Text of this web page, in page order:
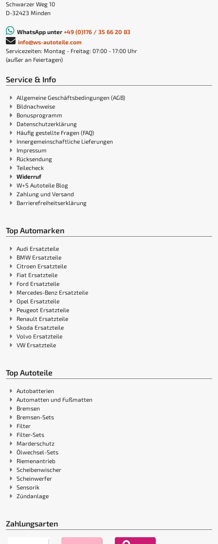
Schwarzer Weg 10
D-32423 Minden
WhatsApp unter +49 (0)176 / 35 66 20 83
info@ws-autoteile.com
Servicezeiten: Montag - Freitag: 07:00 - 17:00 Uhr
(außer an Feiertagen)
Service & Info
Allgemeine Geschäftsbedingungen (AGB)
Bildnachweise
Bonusprogramm
Datenschutzerklärung
Häufig gestellte Fragen (FAQ)
Innergemeinschaftliche Lieferungen
Impressum
Rücksendung
Teilecheck
Widerruf
W+S Autoteile Blog
Zahlung und Versand
Barrierefreiheitserklärung
Top Automarken
Audi Ersatzteile
BMW Ersatzteile
Citroen Ersatzteile
Fiat Ersatzteile
Ford Ersatzteile
Mercedes-Benz Ersatzteile
Opel Ersatzteile
Peugeot Ersatzteile
Renault Ersatzteile
Skoda Ersatzteile
Volvo Ersatzteile
VW Ersatzteile
Top Autoteile
Autobatterien
Automatten und Fußmatten
Bremsen
Bremsen-Sets
Filter
Filter-Sets
Marderschutz
Ölwechsel-Sets
Riemenantrieb
Scheibenwischer
Scheinwerfer
Sensorik
Zündanlage
Zahlungsarten